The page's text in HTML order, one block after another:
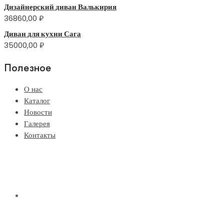
Дизайнерский диван Валькирия
36860,00 ₽
Диван для кухни Сага
35000,00 ₽
Полезное
О нас
Каталог
Новости
Галерея
Контакты